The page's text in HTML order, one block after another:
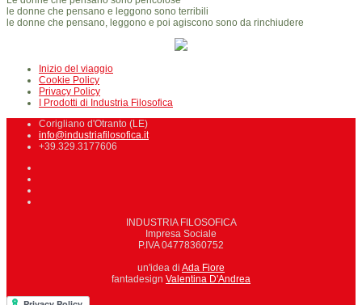
le donne che pensano e leggono sono terribili
le donne che pensano, leggono e poi agiscono sono da rinchiudere
Inizio del viaggio
Cookie Policy
Privacy Policy
I Prodotti di Industria Filosofica
Corigliano d'Otranto (LE)
info@industriafilosofica.it
+39.329.3177606
INDUSTRIA FILOSOFICA
Impresa Sociale
P.IVA 04778360752
un'idea di Ada Fiore
fantadesign Valentina D'Andrea